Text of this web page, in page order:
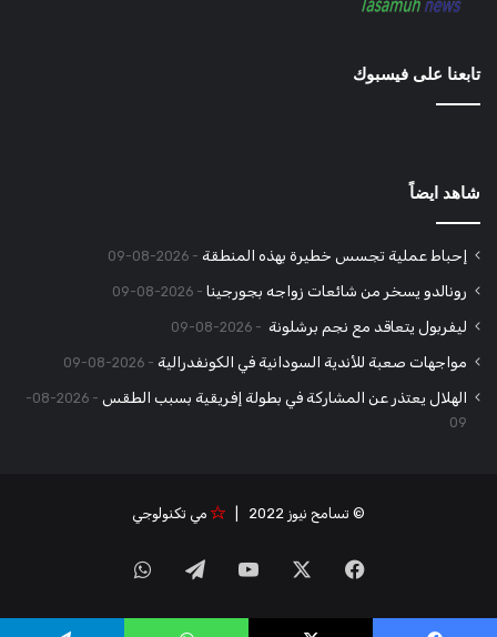
تابعنا على فيسبوك
شاهد ايضاً
إحباط عملية تجسس خطيرة بهذه المنطقة 2026-08-09
رونالدو يسخر من شائعات زواجه بجورجينا 2026-08-09
ليفربول يتعاقد مع نجم برشلونة 2026-08-09
مواجهات صعبة للأندية السودانية في الكونفدرالية 2026-08-09
الهلال يعتذر عن المشاركة في بطولة إفريقية بسبب الطقس
2026-08-
09
© تسامح نيوز 2022 | مي تكنولوجي
فيسبوك ‫YouTubeتيلقرامواتساب